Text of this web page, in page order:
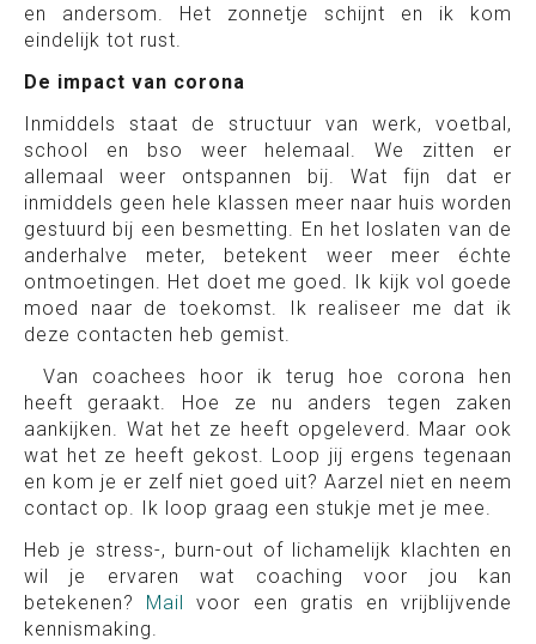
en andersom. Het zonnetje schijnt en ik kom
eindelijk tot rust.
De impact van corona
Inmiddels staat de structuur van werk, voetbal,
school en bso weer helemaal. We zitten er
allemaal weer ontspannen bij. Wat fijn dat er
inmiddels geen hele klassen meer naar huis worden
gestuurd bij een besmetting. En het loslaten van de
anderhalve meter, betekent weer meer échte
ontmoetingen. Het doet me goed. Ik kijk vol goede
moed naar de toekomst. Ik realiseer me dat ik
deze contacten heb gemist.
Van coachees hoor ik terug hoe corona hen
heeft geraakt. Hoe ze nu anders tegen zaken
aankijken. Wat het ze heeft opgeleverd. Maar ook
wat het ze heeft gekost. Loop jij ergens tegenaan
en kom je er zelf niet goed uit? Aarzel niet en neem
contact op. Ik loop graag een stukje met je mee.
Heb je stress-, burn-out of lichamelijk klachten en
wil je ervaren wat coaching voor jou kan
betekenen? Mail
voor een gratis en vrijblijvende
kennismaking.